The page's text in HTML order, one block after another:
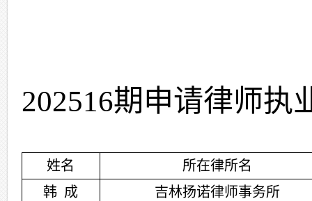
202516期申请律师执
姓名
所在律所名
韩 成
吉林扬诺律师事务所